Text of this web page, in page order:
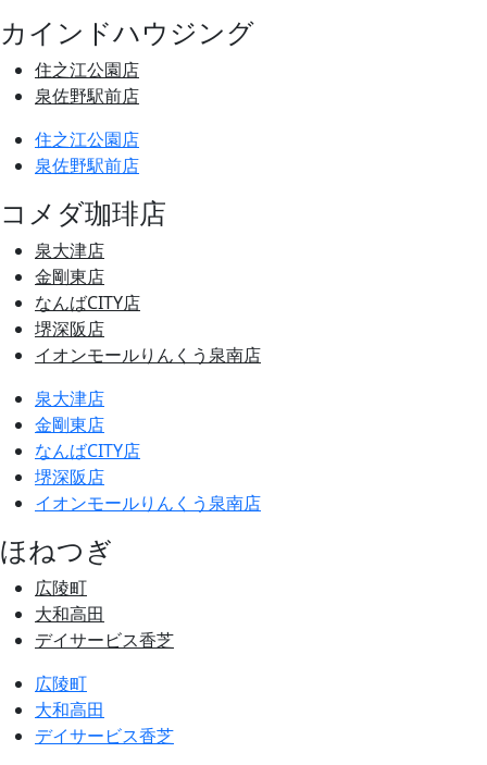
カインドハウジング
住之江公園店
泉佐野駅前店
住之江公園店
泉佐野駅前店
コメダ珈琲店
泉大津店
金剛東店
なんばCITY店
堺深阪店
イオンモールりんくう泉南店
泉大津店
金剛東店
なんばCITY店
堺深阪店
イオンモールりんくう泉南店
ほねつぎ
広陵町
大和高田
デイサービス香芝
広陵町
大和高田
デイサービス香芝